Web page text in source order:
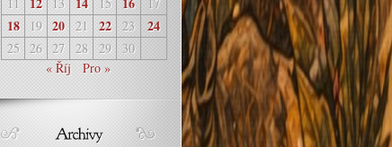
18 19 20 21 22 23 24
25 26 27 28 29
30
« Říj
Pro »